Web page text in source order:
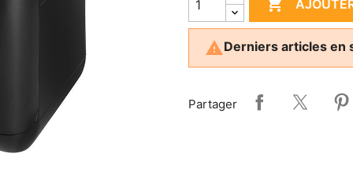

Derniers articles en
Partager